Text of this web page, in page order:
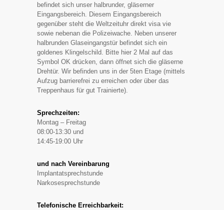
befindet sich unser halbrunder, gläserner
Eingangsbereich. Diesem Eingangsbereich
gegenüber steht die Weltzeituhr direkt visa vie
sowie nebenan die Polizeiwache. Neben unserer
halbrunden Glaseingangstür befindet sich ein
goldenes Klingelschild. Bitte hier 2 Mal auf das
Symbol OK drücken, dann öffnet sich die gläserne
Drehtür. Wir befinden uns in der 5ten Etage (mittels
Aufzug barrierefrei zu erreichen oder über das
Treppenhaus für gut Trainierte).
Sprechzeiten:
Montag – Freitag
08:00-13:30 und
14:45-19:00 Uhr
und nach Vereinbarung
Implantatsprechstunde
Narkosesprechstunde
Telefonische Erreichbarkeit: